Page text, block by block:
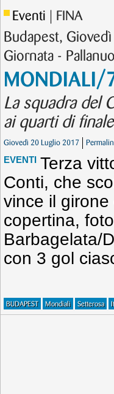
Eventi | FINA
Budapest,
Giornata -
MONDIALI/
La squadra del
ai quarti di
Giovedì 20 Luglio 2017
EVENTI Terza
Conti, che
vince il
copertina,
Barbagelata/
con 3 gol
BUDAPEST Mondiali Setterosa